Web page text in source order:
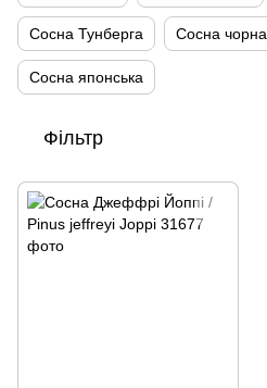
Сосна Тунберга Сосна чорна
Сосна японська
Фільтр